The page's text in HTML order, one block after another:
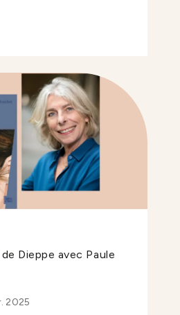
Dieppe avec Paule
2025